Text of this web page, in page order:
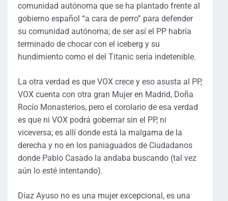
comunidad autónoma que se ha plantado frente al
gobierno español “a cara de perro” para defender
su comunidad autónoma; de ser así el PP habría
terminado de chocar con el iceberg y su
hundimiento como el del Titanic sería indetenible.
La otra verdad es que VOX crece y eso asusta al PP,
VOX cuenta con otra gran Mujer en Madrid, Doña
Rocío Monasterios, pero el corolario de esa verdad
es que ni VOX podrá gobernar sin el PP, ni
viceversa; es allí donde está la malgama de la
derecha y no en los paniaguados de Ciudadanos
donde Pablo Casado la andaba buscando (tal vez
aún lo esté intentando).
Díaz Ayuso no es una mujer excepcional, es una